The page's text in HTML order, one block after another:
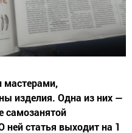
мастерами,
изделия. Одна из них —
самозанятой
статья выходит на 1